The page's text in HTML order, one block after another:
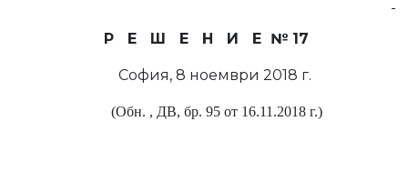
Р Е Ш Е Н И Е № 17
София, 8 ноември 2018 г.
(Обн. , ДВ, бр. 95 от 16.11.2018 г.)